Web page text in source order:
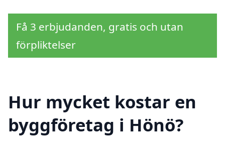
Få 3 erbjudanden, gratis och utan
förpliktelser
Hur mycket kostar en
byggföretag i Hönö?